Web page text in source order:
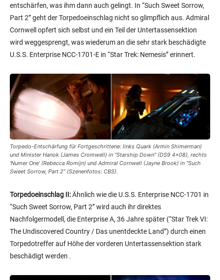
entschärfen, was ihm dann auch gelingt. In “Such Sweet Sorrow,
Part 2” geht der Torpedoeinschlag nicht so glimpflich aus. Admiral
Cornwell opfert sich selbst und ein Teil der Untertassensektion
wird weggesprengt, was wiederum an die sehr stark beschädigte
U.S.S. Enterprise NCC-1701-E in “Star Trek: Nemesis” erinnert.
Torpedo-Entschärfung für Fortgeschrittene: links Quark (Armin Shimerman)
und Minister Hanok (James Cromwell) in “Starship Down” (DS9 4×08), rechts
‘Numer One’ (Rebecca Romijn) und Admiral Cornwell (Jayne Brook) in “Such
Sweet Sorrow, Part 2” (Szenenfotos: CBS).
Torpedoeinschlag II:Ähnlich wie die U.S.S. Enterprise NCC-1701 in
“Such Sweet Sorrow, Part 2” wird auch ihr direktes
Nachfolgermodell, die Enterprise A, 36 Jahre später (“Star Trek VI:
The Undiscovered Country / Das unentdeckte Land”) durch einen
Torpedotreffer auf Höhe der vorderen Untertassensektion stark
beschädigt werden .